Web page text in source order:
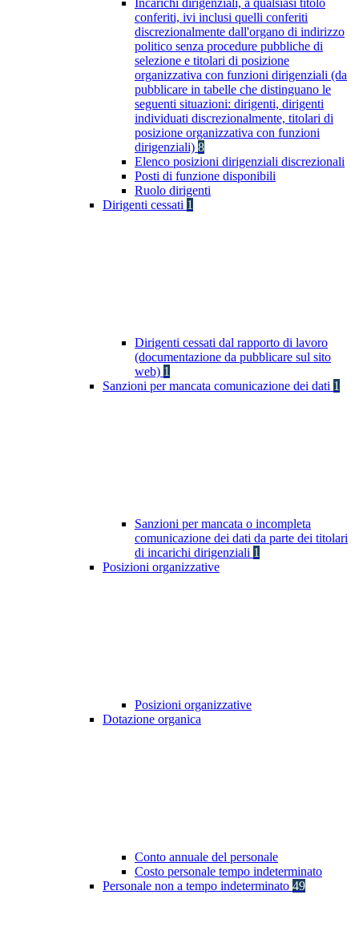
Incarichi dirigenziali, a qualsiasi titolo
conferiti, ivi inclusi quelli conferiti
discrezionalmente dall'organo di indirizzo
politico senza procedure pubbliche di
selezione e titolari di posizione
organizzativa con funzioni dirigenziali (da
pubblicare in tabelle che distinguano le
seguenti situazioni: dirigenti, dirigenti
individuati discrezionalmente, titolari di
posizione organizzativa con funzioni
dirigenziali) 8
Elenco posizioni dirigenziali discrezionali
Posti di funzione disponibili
Ruolo dirigenti
Dirigenti cessati 1
Dirigenti cessati dal rapporto di lavoro
(documentazione da pubblicare sul sito
web) 1
Sanzioni per mancata comunicazione dei dati 1
Sanzioni per mancata o incompleta
comunicazione dei dati da parte dei titolari
di incarichi dirigenziali 1
Posizioni organizzative
Posizioni organizzative
Dotazione organica
Conto annuale del personale
Costo personale tempo indeterminato
Personale non a tempo indeterminato 49